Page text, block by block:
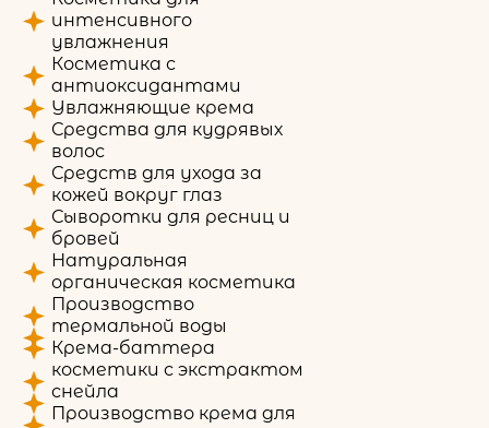
интенсивного
увлажнения
Косметика с
антиоксидантами
Увлажняющие крема
Средства для кудрявых
волос
Средств для ухода за
кожей вокруг глаз
Сыворотки для ресниц и
бровей
Натуральная
органическая косметика
Производство
термальной воды
Крема-баттера
косметики с экстрактом
снейла
Производство крема для